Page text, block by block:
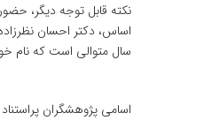
نکته قابل توجه دیگر،
اساس، دکتر احسان
سال متوالی است که نام
اسامی پژوهشگران پراستناد دانشگاه